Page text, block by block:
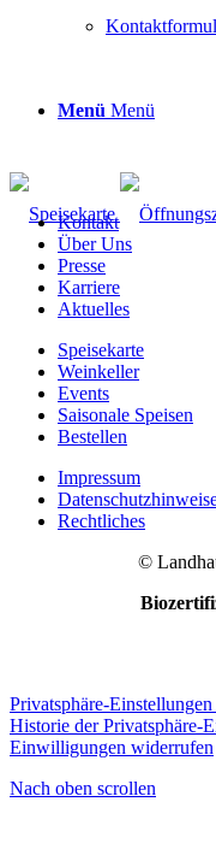
Menü Menü
Kontakt
Über Uns
Presse
Karriere
Aktuelles
Speisekarte
Weinkeller
Events
Saisonale Speisen
Bestellen
Impressum
Rechtliches
©
Privatsphäre-Einstellungen
Historie der Privatsphäre-
Einwilligungen widerrufen
Nach oben scrollen